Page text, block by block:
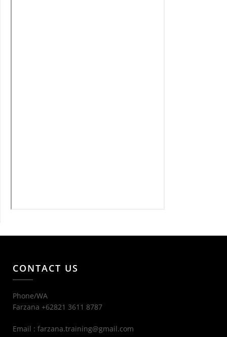
CONTACT US
Phone/WA
Farzana +62821 3611 8787
Email : farzana.training@gmail.com